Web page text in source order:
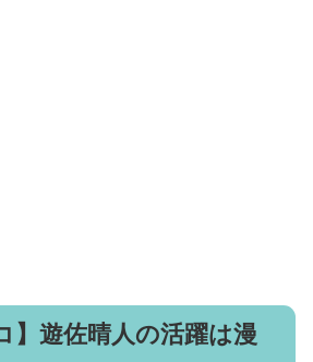
】遊佐晴人の活躍は漫